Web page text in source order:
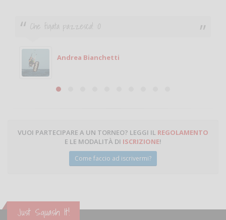
Ciao. Sono a Treviglio da poco e vorrei tornare a
giocare. Se sei in zona e puoi giocare fammi sapere.
Michele
Michele Miglionico
VUOI PARTECIPARE A UN TORNEO? LEGGI IL REGOLAMENTO
E LE MODALITÀ DI ISCRIZIONE!
Come faccio ad iscrivermi?
Just Squash It!